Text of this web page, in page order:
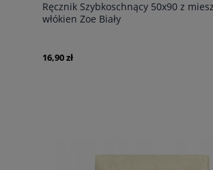
Ręcznik Szybkoschnący 50x90 z
włókien Zoe Biały
16,90 zł